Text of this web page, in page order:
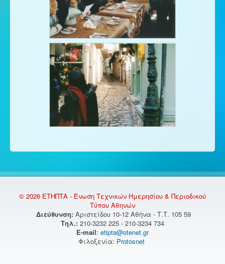
© 2026 ΕΤΗΠΤΑ - Ένωση Τεχνικών Ημερησίου & Περιοδικού
Τύπου Αθηνών
Διεύθυνση: Αριστείδου 10-12 Αθήνα - Τ.Τ. 105 59
Τηλ.: 210-3232 225 - 210-3234 734
E-mail: etipta@otenet.gr
Φιλοξενία: Protosnet